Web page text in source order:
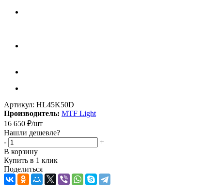
Артикул: HL45K50D
Производитель: MTF Light
16 650 ₽/шт
Нашли дешевле?
-
+
В корзину
Купить в 1 клик
Поделиться